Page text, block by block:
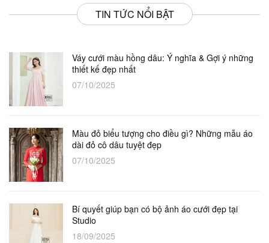
TIN TỨC NỔI BẬT
Váy cưới màu hồng dâu: Ý nghĩa & Gợi ý những
thiết kế đẹp nhất
07/10/2025
Màu đỏ biểu tượng cho điều gì? Những mẫu áo
dài đỏ cô dâu tuyệt đẹp
07/10/2025
Bí quyết giúp bạn có bộ ảnh áo cưới đẹp tại
Studio
18/09/2025